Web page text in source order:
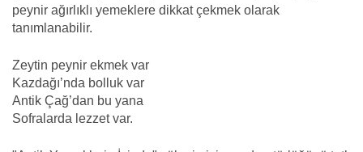
peynir ağırlıklı yemeklere dikkat çekmek olarak
tanımlanabilir.
Zeytin peynir ekmek var
Kazdağı’nda bolluk var
Antik Çağ’dan bu yana
Sofralarda lezzet var.